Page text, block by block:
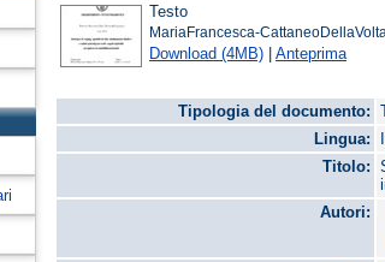
Testo
MariaFrancesca-
Download (4MB) |Anteprima
Tipologia del documento:
Lingua:
Titolo:
Autori: